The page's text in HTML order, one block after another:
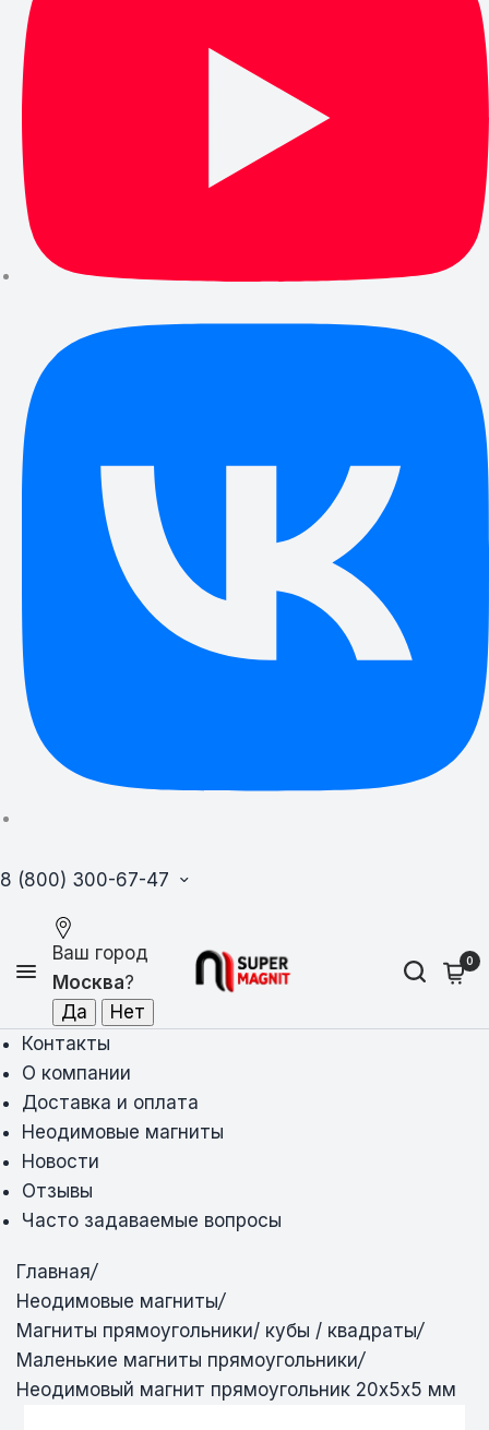
8 (800) 300-67-47
Ваш город
Москва?
0
Контакты
О компании
Доставка и оплата
Неодимовые магниты
Новости
Отзывы
Часто задаваемые вопросы
Главная/
Неодимовые магниты/
Магниты прямоугольники/ кубы / квадраты/
Маленькие магниты прямоугольники/
Неодимовый магнит прямоугольник 20х5х5 мм